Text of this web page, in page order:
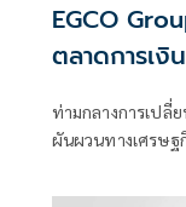
EGCO
ตลาดการเ
Stable' 3 ปี
ท่ามกลางการเปลี่
ผันผวนทางเศรษ
รับความเชื่อมั่นจาก